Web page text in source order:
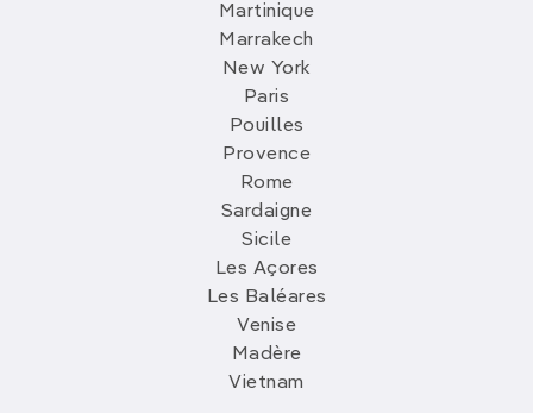
Martinique
Marrakech
New York
Paris
Pouilles
Provence
Rome
Sardaigne
Sicile
Les Açores
Les Baléares
Venise
Madère
Vietnam